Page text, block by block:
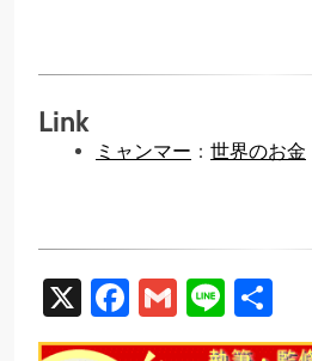
Link
ミャンマー ： 世界のお金
X Facebook
Gmail
Line
有